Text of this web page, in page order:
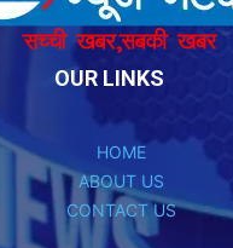
OUR LINKS
HOME
ABOUT US
CONTACT US